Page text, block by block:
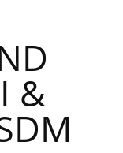
&